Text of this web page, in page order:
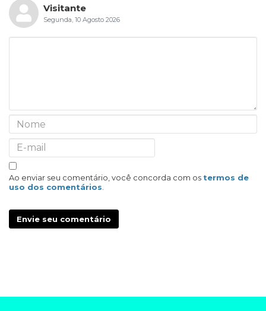
Visitante
Segunda, 10 Agosto 2026
Ao enviar seu comentário, você concorda com os termos de
uso dos comentários.
Envie seu comentário